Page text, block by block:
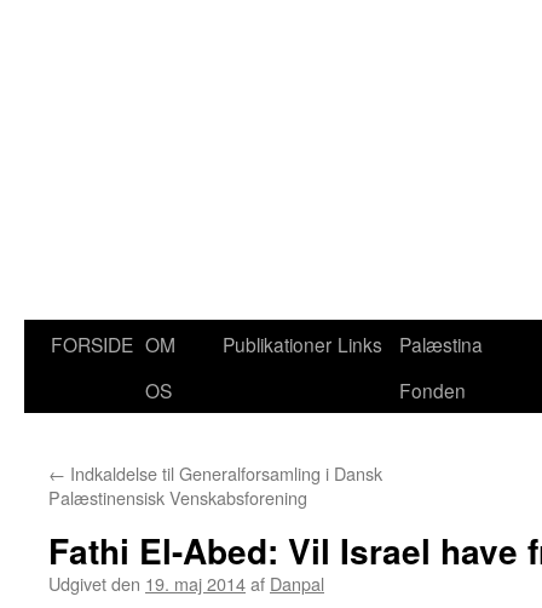
Hop
FORSIDE OM
OS
Publikationer Links
Palæstina
Fonden
← Indkaldelse til Generalforsamling i Dansk
Palæstinensisk Venskabsforening
Fathi El-Abed: Vil Israel have
Udgivet den 19. maj 2014af Danpal